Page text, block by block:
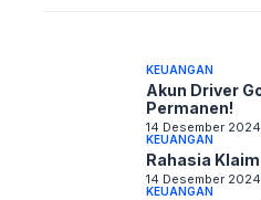
KEUANGAN
Akun Driver
Permanen!
14 Desember 2024
KEUANGAN
Rahasia
14 Desember 2024
KEUANGAN